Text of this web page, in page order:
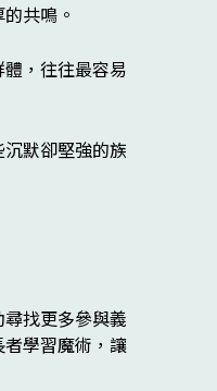
共鳴。
，往往最容易
默卻堅強的族
找更多參與義
學習魔術，讓